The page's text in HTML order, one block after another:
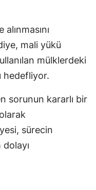
mali yükü
mülklerdeki
hedefliyor.
sorunun kararlı bir
sürecin